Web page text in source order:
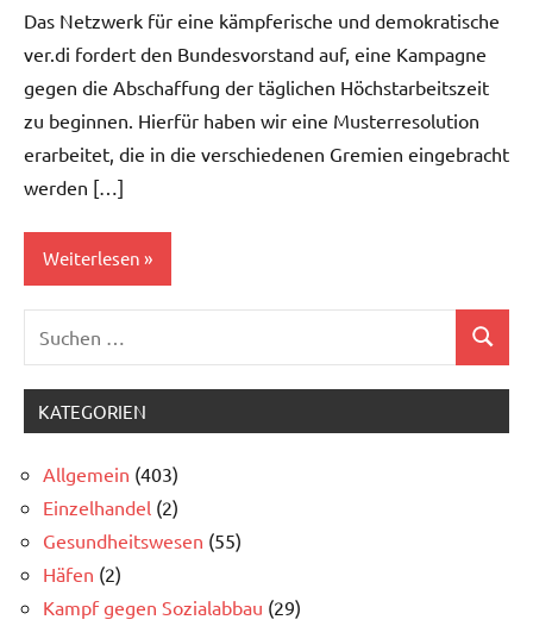
Das Netzwerk für eine kämpferische und demokratische
ver.di fordert den Bundesvorstand auf, eine Kampagne
gegen die Abschaffung der täglichen Höchstarbeitszeit
zu beginnen. Hierfür haben wir eine Musterresolution
erarbeitet, die in die verschiedenen Gremien eingebracht
werden […]
Weiterlesen
Allgemein
gegen
Sozialabbau
Suchen
KATEGORIEN
Allgemein (403)
Einzelhandel (2)
Gesundheitswesen (55)
Häfen (2)
Kampf gegen Sozialabbau (29)